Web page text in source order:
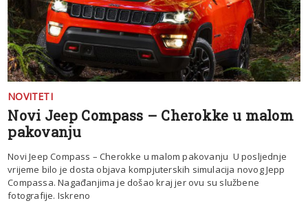
NOVITETI
Novi Jeep Compass – Cherokke u malom
pakovanju
Novi Jeep Compass – Cherokke u malom pakovanju U posljednje
vrijeme bilo je dosta objava kompjuterskih simulacija novog Jepp
Compassa. Nagađanjima je došao kraj jer ovu su službene
fotografije. Iskreno